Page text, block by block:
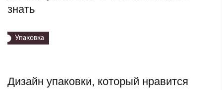
знать
Упаковка
Дизайн упаковки, который нравится